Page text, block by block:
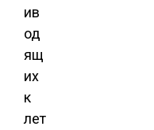
ив
од
ящ
их
к
лет